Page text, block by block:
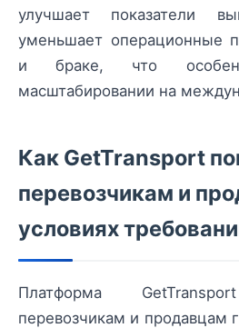
улучшает показатели
уменьшает операционные
и браке, что
масштабировании на
Как GetTransport
перевозчикам и
условиях
Платформа
перевозчикам и продавцам